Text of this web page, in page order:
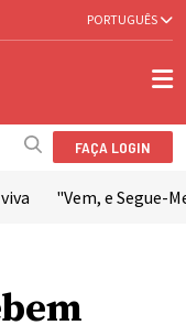
PORTUGUÊS
FAÇA LOGIN
"Vem, e Segue-